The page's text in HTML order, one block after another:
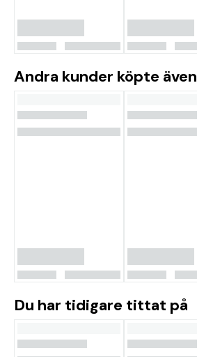
Andra kunder köpte även
Du har tidigare tittat på